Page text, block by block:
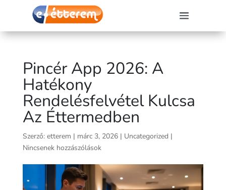
Pincér App 2026: A
Hatékony
Rendelésfelvétel Kulcsa
Az Éttermedben
Szerző: etterem | márc 3, 2026| Uncategorized |
Nincsenek hozzászólások